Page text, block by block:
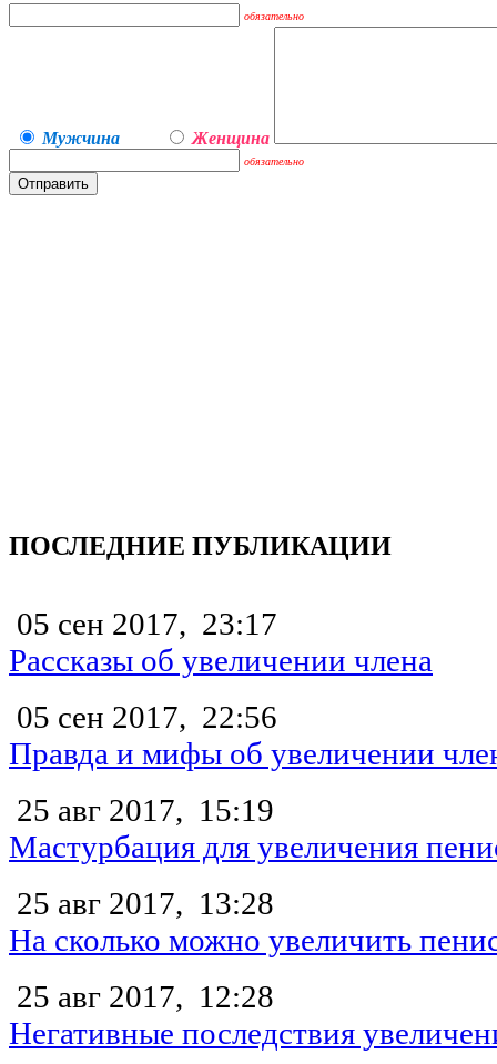
обязательно
Мужчина Женщина
обязательно
ПОСЛЕДНИЕ ПУБЛИКАЦИИ
05 сен 2017, 23:17
Рассказы об увеличении члена
05 сен 2017, 22:56
Правда и мифы об увеличении
25 авг 2017, 15:19
Мастурбация для увеличения
25 авг 2017, 13:28
На сколько можно увеличить
25 авг 2017, 12:28
Негативные последствия